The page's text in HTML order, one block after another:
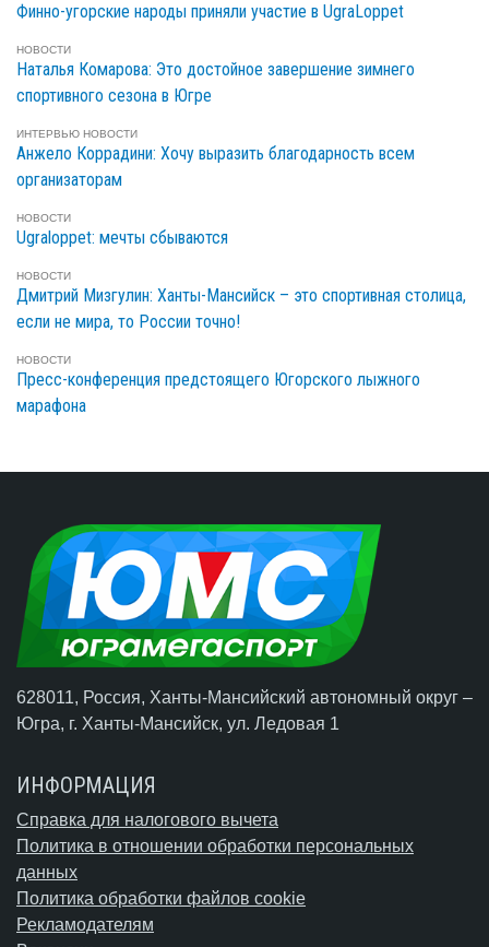
Финно-угорские народы приняли участие в UgraLoppet
НОВОСТИ
Наталья Комарова: Это достойное завершение зимнего
спортивного сезона в Югре
ИНТЕРВЬЮ НОВОСТИ
Анжело Коррадини: Хочу выразить благодарность всем
организаторам
НОВОСТИ
Ugraloppet: мечты сбываются
НОВОСТИ
Дмитрий Мизгулин: Ханты-Мансийск – это спортивная столица,
если не мира, то России точно!
НОВОСТИ
Пресс-конференция предстоящего Югорского лыжного
марафона
628011, Россия, Ханты-Мансийский автономный округ –
Югра, г. Ханты-Мансийск, ул. Ледовая 1
ИНФОРМАЦИЯ
Справка для налогового вычета
Политика в отношении обработки персональных
данных
Политика обработки файлов cookie
Рекламодателям